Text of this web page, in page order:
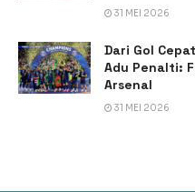
31 MEI 2026
Dari Gol
Adu Penalti:
Arsenal
31 MEI 2026